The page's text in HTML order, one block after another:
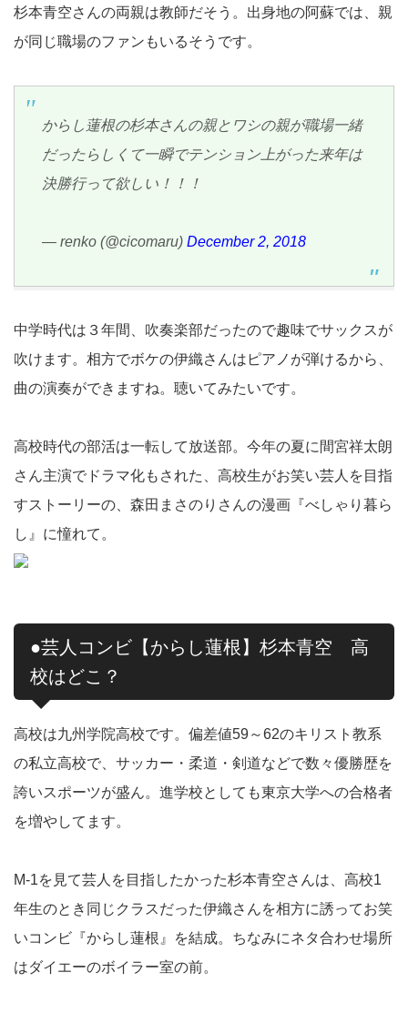
杉本青空さんの両親は教師だそう。出身地の阿蘇では、親
が同じ職場のファンもいるそうです。
からし蓮根の杉本さんの親とワシの親が職場一緒
だったらしくて一瞬でテンション上がった来年は
決勝行って欲しい！！！
— renko (@cicomaru) December 2, 2018
中学時代は３年間、吹奏楽部だったので趣味でサックスが
吹けます。相方でボケの伊織さんはピアノが弾けるから、
曲の演奏ができますね。聴いてみたいです。
高校時代の部活は一転して放送部。今年の夏に間宮祥太朗
さん主演でドラマ化もされた、高校生がお笑い芸人を目指
すストーリーの、森田まさのりさんの漫画『べしゃり暮ら
し』に憧れて。
●芸人コンビ【からし蓮根】杉本青空 高
校はどこ？
高校は九州学院高校です。偏差値59～62のキリスト教系
の私立高校で、サッカー・柔道・剣道などで数々優勝歴を
誇いスポーツが盛ん。進学校としても東京大学への合格者
を増やしてます。
M-1を見て芸人を目指したかった杉本青空さんは、高校1
年生のとき同じクラスだった伊織さんを相方に誘ってお笑
いコンビ『からし蓮根』を結成。ちなみにネタ合わせ場所
はダイエーのボイラー室の前。